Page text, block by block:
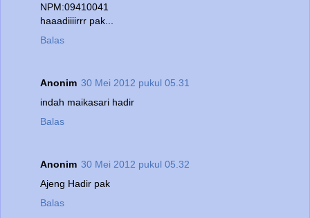
NPM:09410041
haaadiiiirrr pak...
Balas
Anonim 30 Mei 2012 pukul 05.31
indah maikasari hadir
Balas
Anonim 30 Mei 2012 pukul 05.32
Ajeng Hadir pak
Balas